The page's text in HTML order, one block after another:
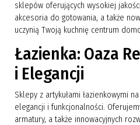
sklepów oferujących wysokiej
akcesoria do gotowania, a także
uczynią Twoją kuchnię centrum
Łazienka: Oaza
i Elegancji
Sklepy z artykułami łazienkowymi
elegancji i funkcjonalności.
armatury, a także innowacyjnych